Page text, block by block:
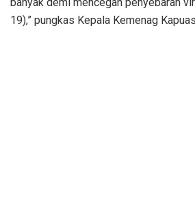
19),” pungkas Kepala Kemenag